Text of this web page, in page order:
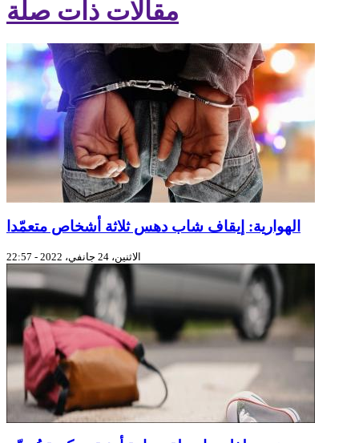
مقالات ذات صلة
الهوارية: إيقاف شاب دهس ثلاثة أشخاص متعمّدا
الاثنين، 24 جانفي، 2022 - 22:57